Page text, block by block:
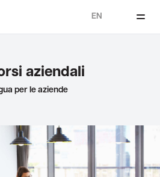
EN
aziendali
per le aziende